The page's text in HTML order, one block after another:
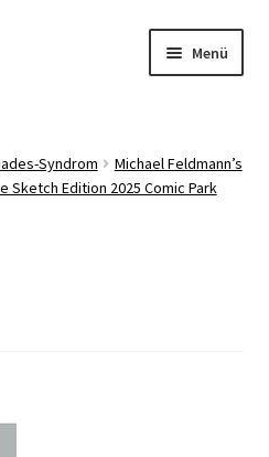
Menü
Syndrom
Michael Feldmann’s
Sketch Edition 2025 Comic Park